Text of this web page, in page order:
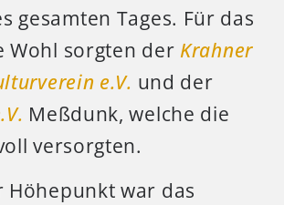
gesamten Tages. Für das
Wohl sorgten der Krahner
e.V. und der
Meßdunk, welche die
versorgten.
Höhepunkt war das